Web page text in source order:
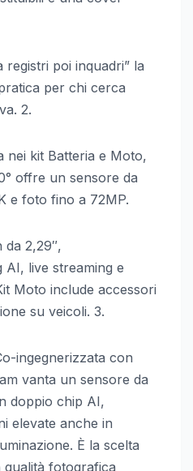
registri poi inquadri” la
per chi cerca
2.
nei kit Batteria e Moto,
offre un sensore da
e foto fino a 72MP.
2,29″,
AI, live streaming e
Moto include accessori
su veicoli. 3.
ingegnerizzata con
vanta un sensore da
doppio chip AI,
elevate anche in
È la scelta
fotografica